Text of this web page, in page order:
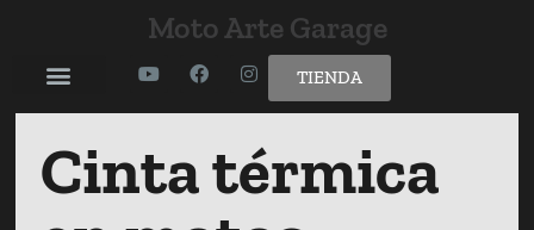
Moto Arte Garage
TIENDA
Cinta térmica